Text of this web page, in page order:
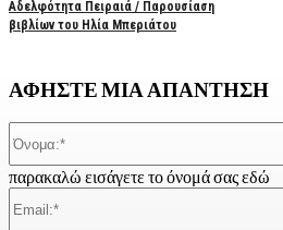
Αδελφότητα Πειραιά / Παρουσίαση
βιβλίων του Ηλία Μπεριάτου
ΑΦΗΣΤΕ ΜΙΑ ΑΠΑΝΤΗΣΗ
παρακαλώ εισάγετε το όνομά σας εδώ